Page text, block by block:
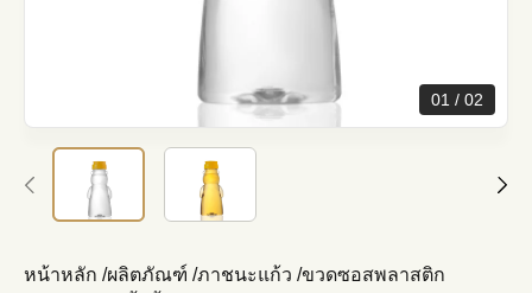
01 02
หน้าหลัก /ผลิตภัณฑ์ /ภาชนะแก้ว /ขวดซอสพลาสติก